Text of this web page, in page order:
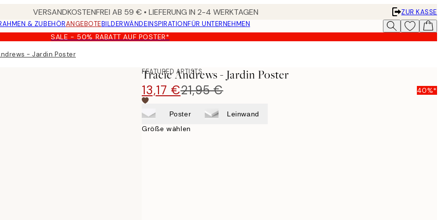
VERSANDKOSTENFREI AB 59 € • LIEFERUNG IN 2-4 WERKTAGEN
ZUR KASSE
& ZUBEHÖRANGEBOTEBILDERWÄNDEINSPIRATIONFÜR UNTERNEHMEN
SALE - 50% RABATT AUF POSTER*
- Jardin Poster
FEATURED ARTISTS
Tracie Andrews - Jardin Poster
13,17 €21,95 € 40%*
Poster Leinwand
Größe wählen